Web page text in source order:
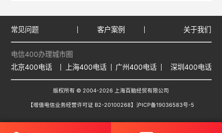
常见问题 客户案例 关于我们
电信400办理城市圈
北京400电话
上海400电话 广州400电话 深圳400电话
版权所有 © 2004-2026 上海百脑经贸有限公司
【增值电信业务经营许可证 B2-20100268】 沪ICP备19036583号-5